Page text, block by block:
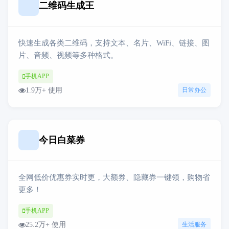
二维码生成王
快速生成各类二维码，支持文本、名片、WiFi、链接、图
片、音频、视频等多种格式。
手机APP
1.9万+ 使用 日常办公
今日白菜券
全网低价优惠券实时更，大额券、隐藏券一键领，购物省
更多！
手机APP
25.2万+ 使用 生活服务